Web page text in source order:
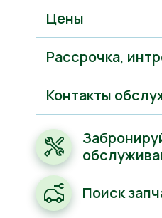
Цены
Рассрочкa,
Контакты
Поиск